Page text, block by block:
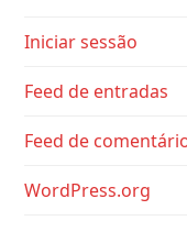
Iniciar sessão
Feed de entradas
Feed de
WordPress.org